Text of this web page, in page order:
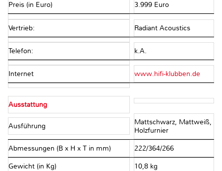
Preis (in Euro) 3.999 Euro
Vertrieb: Radiant Acoustics
Telefon: k.A.
Internet www.hifi-klubben.de
Ausstattung
Ausführung
Mattschwarz, Mattweiß,
Holzfurnier
Abmessungen (B x H x T in mm) 222/364/266
Gewicht (in Kg) 10,8 kg